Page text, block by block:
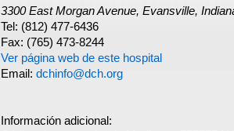
3300 East Morgan Avenue, Evansville,
Tel: (812) 477-6436
Fax: (765) 473-8244
Ver página web de este hospital
Email: dchinfo@dch.org
Información adicional: